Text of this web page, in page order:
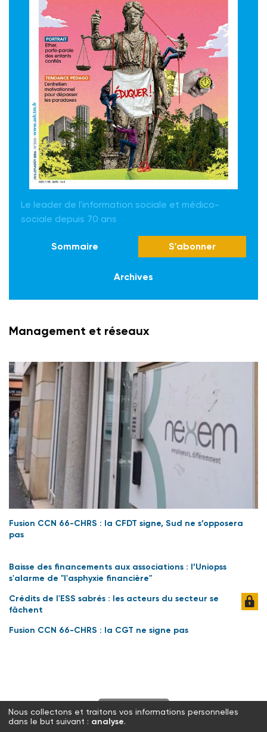
Le leader de l'information sociale et médico-
sociale depuis 70 ans
Sommaire S'abonner
Archives
Management et réseaux
Fusion CCN 66-CHRS : la CFDT signe, Sud ne s’opposera
pas
Baisse des financements aux associations : l’Uniopss
s'alarme de "l'asphyxie financière"
Crédits de l'ESS sabrés : les acteurs du secteur se
fâchent
Fusion CCN 66-CHRS : la CGT ne signe pas
S'abonner
Nous collectons et traitons vos informations personnelles
dans le but suivant : analyse.